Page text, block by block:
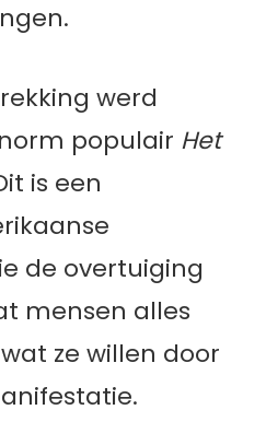
werd
populair Het
is een
de overtuiging
mensen alles
ze willen door